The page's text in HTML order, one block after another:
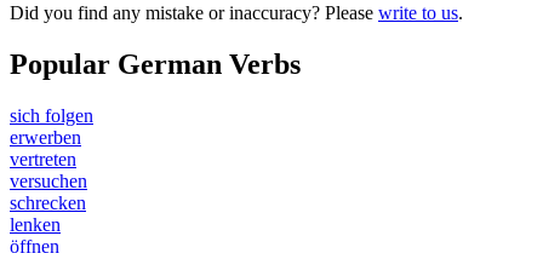
Did you find any mistake or inaccuracy? Please write to us.
Popular German Verbs
sich folgen
erwerben
vertreten
versuchen
schrecken
lenken
öffnen